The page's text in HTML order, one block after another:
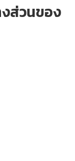
ส่วนของ